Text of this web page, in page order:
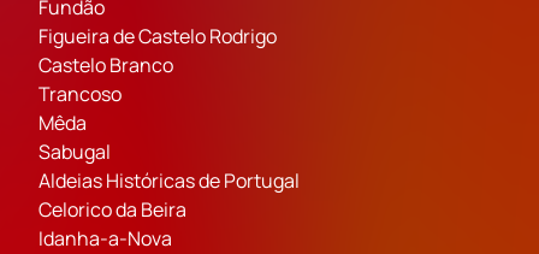
Fundão
Figueira de Castelo Rodrigo
Castelo Branco
Trancoso
Mêda
Sabugal
Aldeias Históricas de Portugal
Celorico da Beira
Idanha-a-Nova